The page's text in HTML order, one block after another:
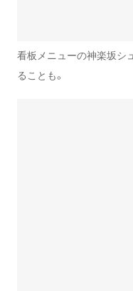
看板メニューの神楽坂シ
ることも。